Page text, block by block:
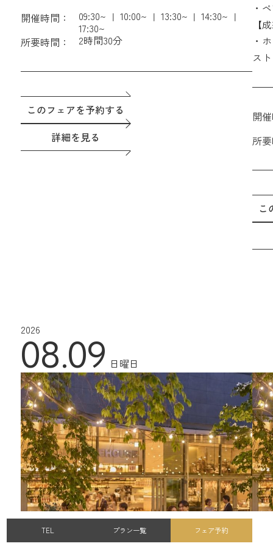
GATEHOUSEレストラン利用時15%OFF会員権
2026年に挙式の方へのプランも続々誕生！
開催時間： 09:30~ 10:00~ 13:30~
14:30~
17:30~
所要時間：
2時間30分
このフェアを予約する
詳細を見る
・
に!
・
を
【
・
ス
・
別
開
所
こ
2026
08.09 日曜日
TEL プラン一覧 フェア予約